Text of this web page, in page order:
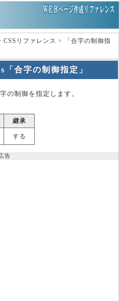
CSSリファレンス > 「合字の制御指
合字の制御指定」
の制御を指定します。
継承
する
告